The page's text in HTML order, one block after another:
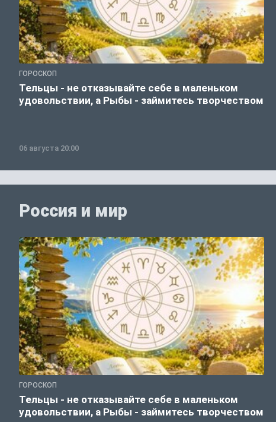
ГОРОСКОП
Тельцы - не отказывайте себе в маленьком
удовольствии, а Рыбы - займитесь творчеством
06 августа 20:00
Россия и мир
ГОРОСКОП
Тельцы - не отказывайте себе в маленьком
удовольствии, а Рыбы - займитесь творчеством